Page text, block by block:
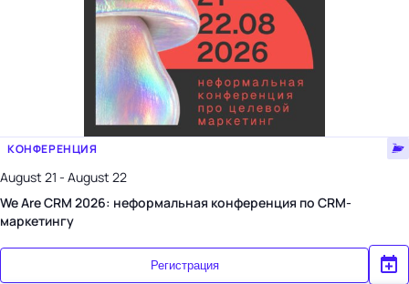
КОНФЕРЕНЦИЯ
August 21 - August 22
We Are CRM 2026: неформальная конференция по CRM-
маркетингу
Регистрация